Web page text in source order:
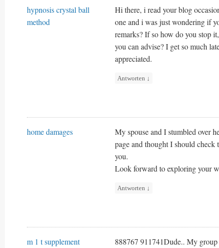
hypnosis crystal ball
method
Hi there, i read your blog
one and i was just wondering if
remarks? If so how do you stop
you can advise? I get so much
appreciated.
Antworten ↓
home damages
My spouse and I stumbled over
page and thought I should
you.
Look forward to exploring your
Antworten ↓
m 1 t supplement
888767 911741Dude.. My